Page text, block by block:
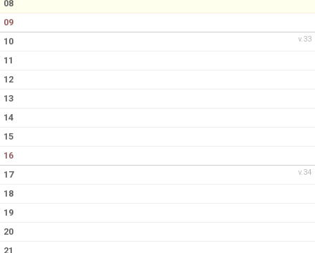
08
09
v.33
10
11
12
13
14
15
16
v.34
17
18
19
20
21